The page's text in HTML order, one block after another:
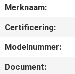
OVER
ONS
Merknaam:
Certificering:
Modelnummer:
Document: